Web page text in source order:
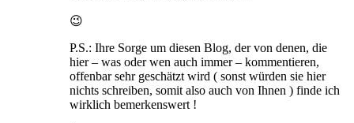
😉
P.S.: Ihre Sorge um diesen Blog, der von denen, die
hier – was oder wen auch immer – kommentieren,
offenbar sehr geschätzt wird ( sonst würden sie hier
nichts schreiben, somit also auch von Ihnen ) finde ich
wirklich bemerkenswert !